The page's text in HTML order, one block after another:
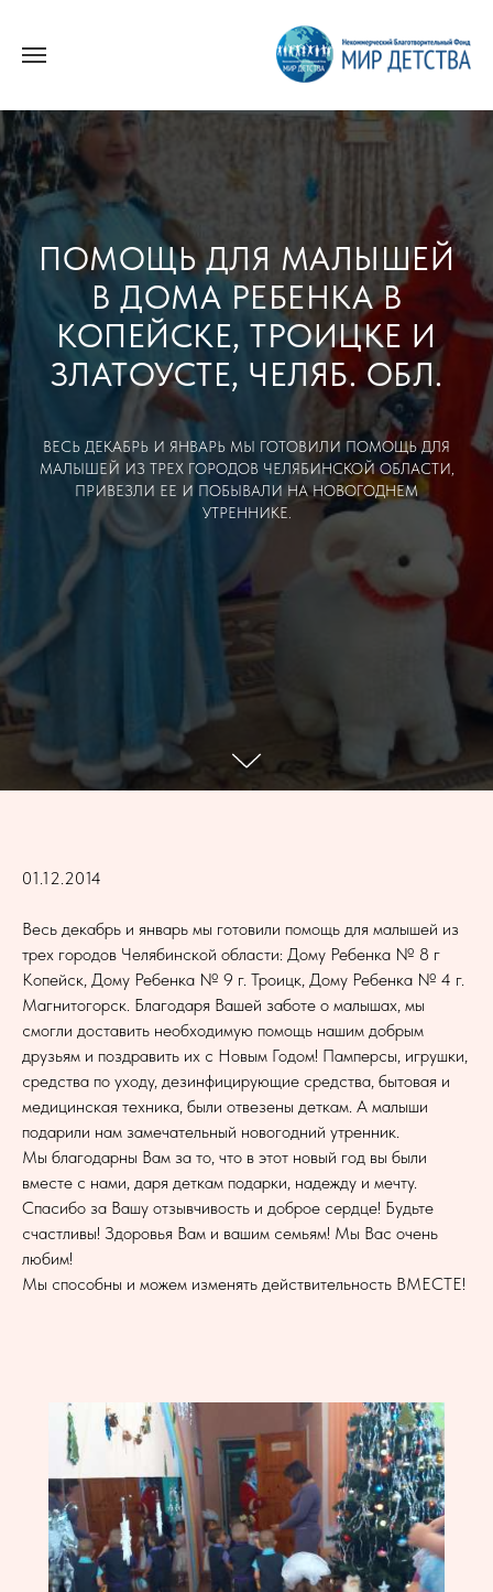
ПОМОЩЬ ДЛЯ МАЛЫШЕЙ
В ДОМА РЕБЕНКА В
КОПЕЙСКЕ, ТРОИЦКЕ И
ЗЛАТОУСТЕ, ЧЕЛЯБ. ОБЛ.
ВЕСЬ ДЕКАБРЬ И ЯНВАРЬ МЫ ГОТОВИЛИ ПОМОЩЬ ДЛЯ
МАЛЫШЕЙ ИЗ ТРЕХ ГОРОДОВ ЧЕЛЯБИНСКОЙ ОБЛАСТИ,
ПРИВЕЗЛИ ЕЕ И ПОБЫВАЛИ НА НОВОГОДНЕМ
УТРЕННИКЕ.
01.12.2014
Весь декабрь и январь мы готовили помощь для малышей из
трех городов Челябинской области: Дому Ребенка № 8 г
Копейск, Дому Ребенка № 9 г. Троицк, Дому Ребенка № 4 г.
Магнитогорск. Благодаря Вашей заботе о малышах, мы
смогли доставить необходимую помощь нашим добрым
друзьям и поздравить их с Новым Годом! Памперсы, игрушки,
средства по уходу, дезинфицирующие средства, бытовая и
медицинская техника, были отвезены деткам. А малыши
подарили нам замечательный новогодний утренник.
Мы благодарны Вам за то, что в этот новый год вы были
вместе с нами, даря деткам подарки, надежду и мечту.
Спасибо за Вашу отзывчивость и доброе сердце! Будьте
счастливы! Здоровья Вам и вашим семьям! Мы Вас очень
любим!
Мы способны и можем изменять действительность ВМЕСТЕ!